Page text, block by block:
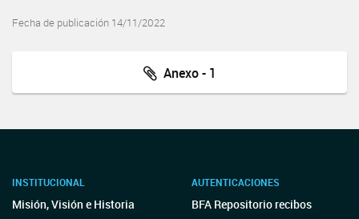
Fecha de publicación 14/11/2022
Anexo - 1
INSTITUCIONAL
Misión, Visión e Historia
AUTENTICACIONES
BFA Repositorio recibos